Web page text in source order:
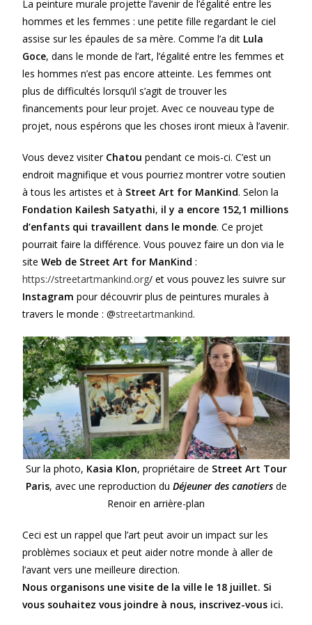
La peinture murale projette l’avenir de l’égalité entre les
hommes et les femmes : une petite fille regardant le ciel
assise sur les épaules de sa mère. Comme l’a dit Lula
Goce, dans le monde de l’art, l’égalité entre les femmes et
les hommes n’est pas encore atteinte. Les femmes ont
plus de difficultés lorsqu’il s’agit de trouver les
financements pour leur projet. Avec ce nouveau type de
projet, nous espérons que les choses iront mieux à l’avenir.
Vous devez visiter Chatou pendant ce mois-ci. C’est un
endroit magnifique et vous pourriez montrer votre soutien
à tous les artistes et à Street Art for ManKind. Selon la
Fondation Kailesh Satyathi, il y a encore 152,1 millions
d’enfants qui travaillent dans le monde. Ce projet
pourrait faire la différence. Vous pouvez faire un don via le
siteWeb de Street Art for ManKind :
https://streetartmankind.org/ et vous pouvez les suivre sur
Instagram pour découvrir plus de peintures murales à
travers le monde : @streetartmankind.
Sur la photo, Kasia Klon, propriétaire de Street Art Tour
Paris, avec une reproduction du Déjeuner des canotiers de
Renoir en arrière-plan
Ceci est un rappel que l’art peut avoir un impact sur les
problèmes sociaux et peut aider notre monde à aller de
l’avant vers une meilleure direction.
Nous organisons une visite de la ville le 18 juillet. Si
vous souhaitez vous joindre à nous, inscrivez-vous ici.